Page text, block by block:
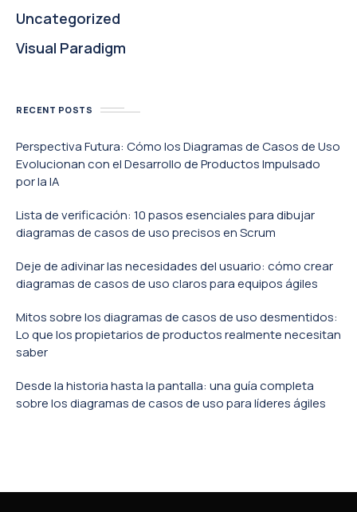
Uncategorized
Visual Paradigm
RECENT POSTS
Perspectiva Futura: Cómo los Diagramas de Casos de Uso
Evolucionan con el Desarrollo de Productos Impulsado
por la IA
Lista de verificación: 10 pasos esenciales para dibujar
diagramas de casos de uso precisos en Scrum
Deje de adivinar las necesidades del usuario: cómo crear
diagramas de casos de uso claros para equipos ágiles
Mitos sobre los diagramas de casos de uso desmentidos:
Lo que los propietarios de productos realmente necesitan
saber
Desde la historia hasta la pantalla: una guía completa
sobre los diagramas de casos de uso para líderes ágiles